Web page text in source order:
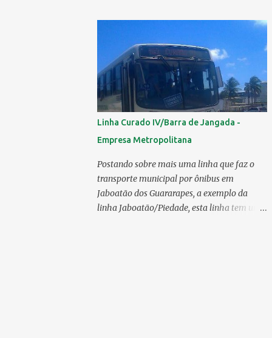
Apache VIP e o Millenium, líderes de venda
da Caio 1. CAIO Induscar 6.138 2. Marcopolo
2.572 3. Mascarello 1.026 4. Comil 16 5.
Neobus/Ciferal 4 Estas são associadas a
FABUS - Associação Nacional dos
Fabricantes de Ônibus , a Volare, que não faz
parte da associação, fabricou neste ano, 327
modelos urbanos. O que aconteceu com a
Comil ? A Comil vem de um processo de
recuperação judicial e fechamento de filial, o
que em 2025 fez com que a encarroçadora
só produzisse 16 unidades de ônibus
Linha Curado IV/Barra de Jangada -
Empresa Metropolitana
Postando sobre mais uma linha que faz o
transporte municipal por ônibus em
Jaboatão dos Guararapes, a exemplo da
linha Jaboatão/Piedade, esta linha tem um